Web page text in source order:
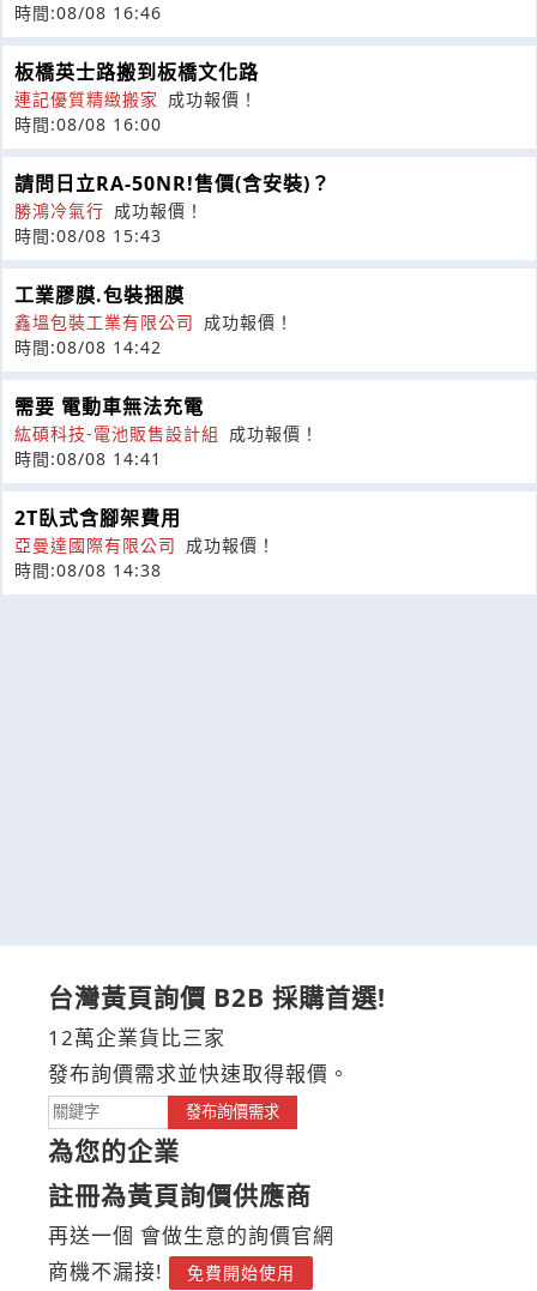
時間:08/08 16:46
板橋英士路搬到板橋文化路
連記優質精緻搬家 成功報價！
時間:08/08 16:00
請問日立RA-50NR!售價(含安裝)？
勝鴻冷氣行 成功報價！
時間:08/08 15:43
工業膠膜.包裝捆膜
鑫塭包裝工業有限公司 成功報價！
時間:08/08 14:42
需要 電動車無法充電
紘碩科技-電池販售設計組 成功報價！
時間:08/08 14:41
2T臥式含腳架費用
亞曼達國際有限公司 成功報價！
時間:08/08 14:38
台灣黃頁詢價 B2B 採購首選!
12萬企業貨比三家
發布詢價需求並快速取得報價。
發布詢價需求
為您的企業
註冊為黃頁詢價供應商
再送一個 會做生意的詢價官網
商機不漏接!
免費開始使用